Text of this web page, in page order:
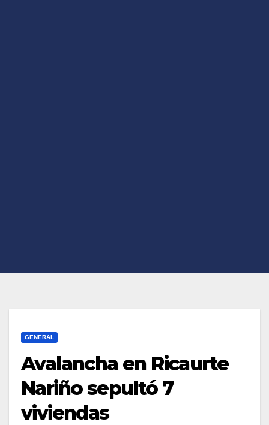
GENERAL
Avalancha en Ricaurte
Nariño sepultó 7
viviendas